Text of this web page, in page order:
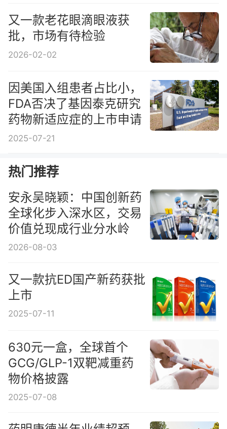
又一款老花眼滴眼液获
批，市场有待检验
2026-02-02
因美国入组患者占比小，
FDA否决了基因泰克研究
药物新适应症的上市申请
2025-07-21
热门推荐
安永吴晓颖：中国创新药
全球化步入深水区，交易
价值兑现成行业分水岭
2026-08-03
又一款抗ED国产新药获批
上市
2025-07-11
630元一盒，全球首个
GCG/GLP-1双靶减重药
物价格披露
2025-07-08